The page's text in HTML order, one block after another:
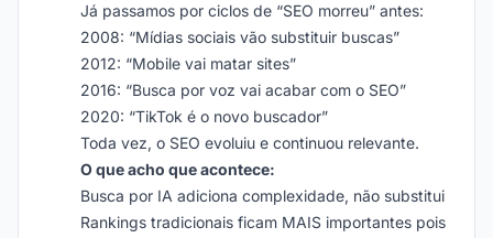
Já passamos por ciclos de “SEO morreu” antes:
2008: “Mídias sociais vão substituir buscas”
2012: “Mobile vai matar sites”
2016: “Busca por voz vai acabar com o SEO”
2020: “TikTok é o novo buscador”
Toda vez, o SEO evoluiu e continuou relevante.
O que acho que acontece:
Busca por IA adiciona complexidade, não substitui
Rankings tradicionais ficam MAIS importantes pois